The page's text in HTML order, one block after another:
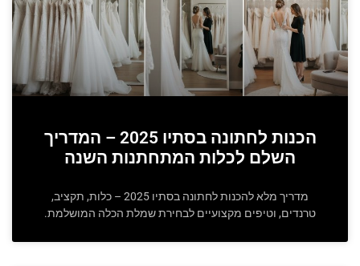
הכנות לחתונה בסתיו 2025 – המדריך
השלם לכלות המתחתנות השנה
מדריך מלא להכנות לחתונה בסתיו 2025 – כלות, תקציב,
טרנדים, וטיפים מקצועיים לבחירת שמלת הכלה המושלמת.